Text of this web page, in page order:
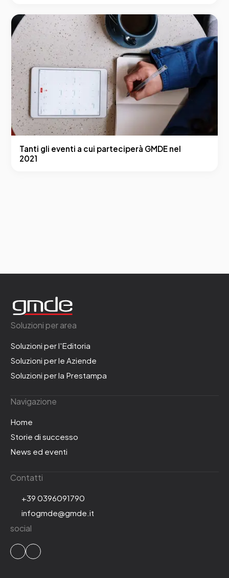
Tanti gli eventi a cui parteciperà GMDE nel
2021
Soluzioni per area
Soluzioni per l'Editoria
Soluzioni per le Aziende
Soluzioni per la Prestampa
Navigazione
Home
Storie di successo
News ed eventi
Contatti
+39 0396091790
infogmde@gmde.it
social